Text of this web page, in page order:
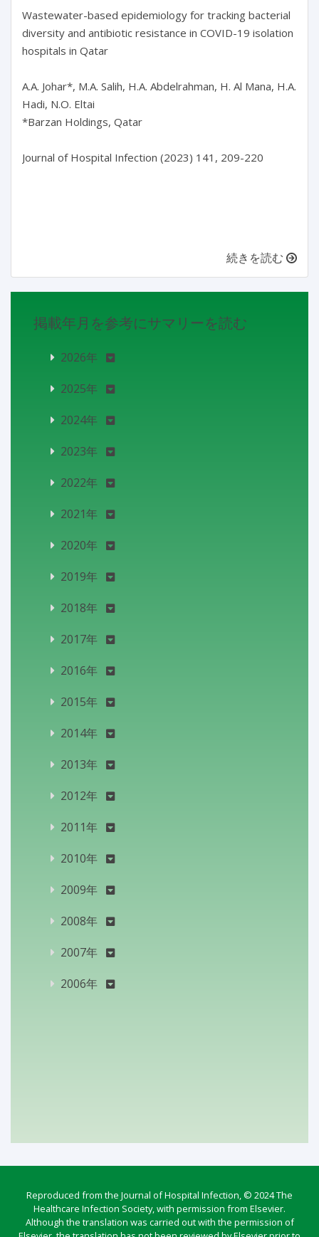
Wastewater-based epidemiology for tracking bacterial
diversity and antibiotic resistance in COVID-19 isolation
hospitals in Qatar
A.A. Johar*, M.A. Salih, H.A. Abdelrahman, H. Al Mana, H.A.
Hadi, N.O. Eltai
*Barzan Holdings, Qatar
Journal of Hospital Infection (2023) 141, 209-220
続きを読む
掲載年月を参考にサマリーを読む
2026年
2025年
2024年
2023年
2022年
2021年
2020年
2019年
2018年
2017年
2016年
2015年
2014年
2013年
2012年
2011年
2010年
2009年
2008年
2007年
2006年
Reproduced from the Journal of Hospital Infection, © 2024 The
Healthcare Infection Society, with permission from Elsevier.
Although the translation was carried out with the permission of